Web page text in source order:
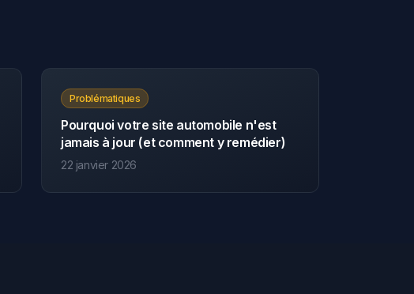
Problématiques
Pourquoi votre site automobile n'est
jamais à jour (et comment y remédier)
22 janvier 2026